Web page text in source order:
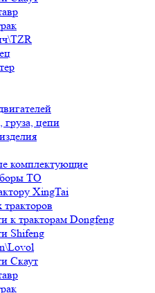
цепи
комплектующие
ТО
XingTai
к тракторам Dongfeng
Shifeng
Скаут